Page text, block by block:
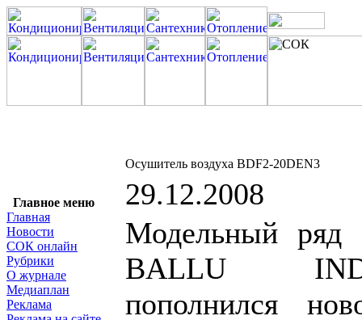
Главное меню
Главная
Новости
СОК онлайн
Рубрики
О журнале
Медиаплан
Реклама
Осушитель воздуха BDF2-20DEN3
29.12.2008
Модельный ряд
BALLU
пополнился